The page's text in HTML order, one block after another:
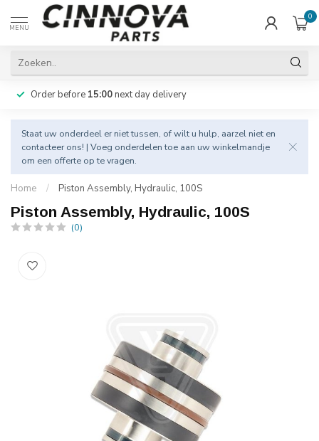
MENU
0
Order before 15:00next day delivery
Staat uw onderdeel er niet tussen, of wilt u hulp, aarzel niet en
contacteer ons! | Voeg onderdelen toe aan uw winkelmandje
om een offerte op te vragen.
Home / Piston Assembly, Hydraulic, 100S
Piston Assembly, Hydraulic, 100S
(0)